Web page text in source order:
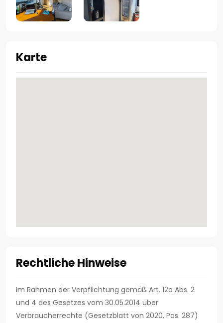
Karte
Rechtliche Hinweise
Im Rahmen der Verpflichtung gemäß Art. 12a Abs. 2
und 4 des Gesetzes vom 30.05.2014 über
Verbraucherrechte (Gesetzblatt von 2020, Pos. 287)